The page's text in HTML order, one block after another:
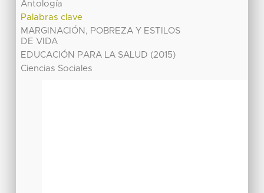
Antología
Palabras clave
MARGINACIÓN, POBREZA Y ESTILOS
DE VIDA
EDUCACIÓN PARA LA SALUD (2015)
Ciencias Sociales